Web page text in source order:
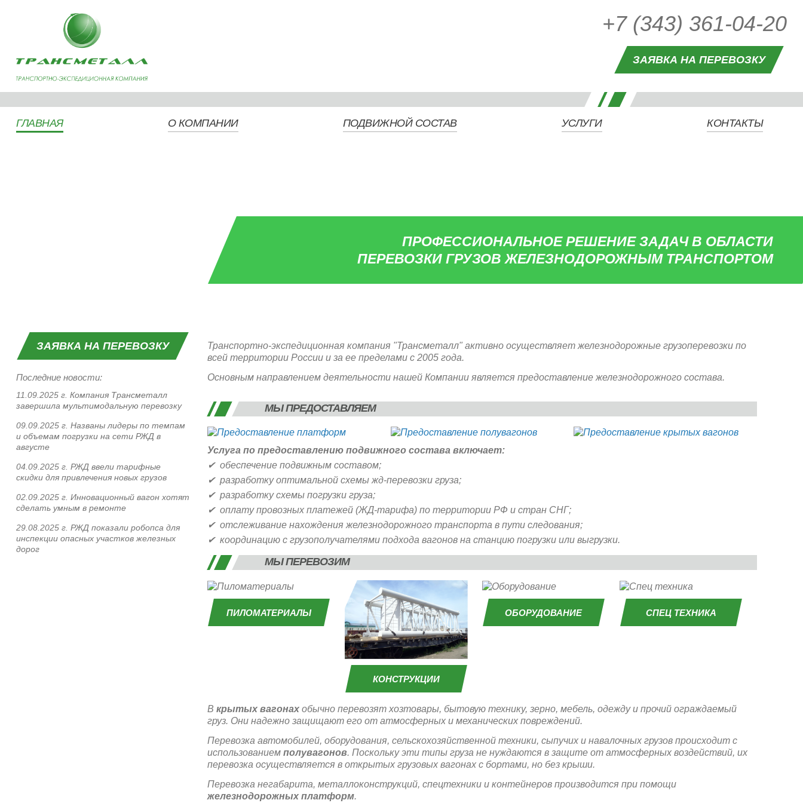
+7 (343) 361-04-20
ЗАЯВКА НА ПЕРЕВОЗКУ
ГЛАВНАЯ О КОМПАНИИ ПОДВИЖНОЙ СОСТАВ УСЛУГИ КОНТАКТЫ
ПРОФЕССИОНАЛЬНОЕ РЕШЕНИЕ ЗАДАЧ В ОБЛАСТИ
ПЕРЕВОЗКИ ГРУЗОВ ЖЕЛЕЗНОДОРОЖНЫМ ТРАНСПОРТОМ
ЗАЯВКА НА ПЕРЕВОЗКУ
Последние новости:
11.09.2025 г. Компания Трансметалл
завершила мультимодальную перевозку
09.09.2025 г. Названы лидеры по темпам
и объемам погрузки на сети РЖД в
августе
04.09.2025 г. РЖД ввели тарифные
скидки для привлечения новых грузов
02.09.2025 г. Инновационный вагон хотят
сделать умным в ремонте
29.08.2025 г. РЖД показали робопса для
инспекции опасных участков железных
дорог
Транспортно-экспедиционная компания "Трансметалл" активно осуществляет железнодорожные грузоперевозки по
всей территории России и за ее пределами с 2005 года.
Основным направлением деятельности нашей Компании является предоставление железнодорожного состава.
МЫ ПРЕДОСТАВЛЯЕМ
Услуга по предоставлению подвижного состава включает:
✔ обеспечение подвижным составом;
✔ разработку оптимальной схемы жд-перевозки груза;
✔ разработку схемы погрузки груза;
✔ оплату провозных платежей (ЖД-тарифа) по территории РФ и стран СНГ;
✔ отслеживание нахождения железнодорожного транспорта в пути следования;
✔ координацию с грузополучателями подхода вагонов на станцию погрузки или выгрузки.
МЫ ПЕРЕВОЗИМ
ПИЛОМАТЕРИАЛЫ
КОНСТРУКЦИИ
ОБОРУДОВАНИЕ СПЕЦ ТЕХНИКА
В крытых вагонах обычно перевозят хозтовары, бытовую технику, зерно, мебель, одежду и прочий ограждаемый
груз. Они надежно защищают его от атмосферных и механических повреждений.
Перевозка автомобилей, оборудования, сельскохозяйственной техники, сыпучих и навалочных грузов происходит с
использованием полувагонов. Поскольку эти типы груза не нуждаются в защите от атмосферных воздействий, их
перевозка осуществляется в открытых грузовых вагонах с бортами, но без крыши.
Перевозка негабарита, металлоконструкций, спецтехники и контейнеров производится при помощи
железнодорожных платформ.